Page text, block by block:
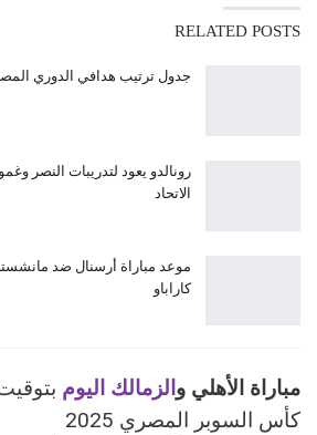
RELATED POSTS
جدول ترتيب هدافي الدوري
رونالدو يعود لتدريبات النصر
الاتحاد
موعد مباراة أرسنال ضد
كاراباو
مباراة الأهلي و الزمالك اليوم
كأس السوبر المصري 2025